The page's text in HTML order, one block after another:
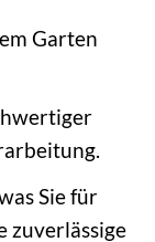
Garten
Sie für
zuverlässige